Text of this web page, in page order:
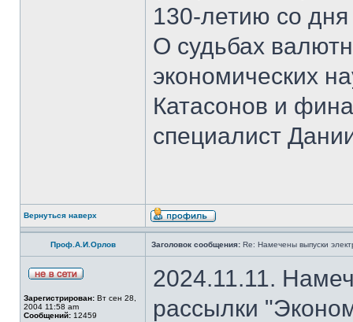
130-летию со
О судьбах
экономических
Катасонов и
специалист
Вернуться наверх
Проф.А.И.Орлов Заголовок сообщения: Re: Намечены выпуски
Зарегистрирован: Вт сен 28,
2004 11:58 am
Сообщений: 12459
2024.11.11.
рассылки